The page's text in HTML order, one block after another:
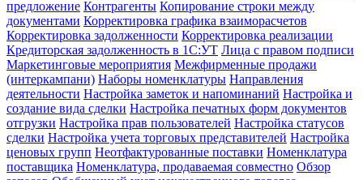
предложение Контрагенты Копирование строки между
документами Корректировка графика взаиморасчетов
Корректировка задолженности Корректировка реализации
Кредиторская задолженность в 1С:УТ Лица с правом подписи
Маркетинговые мероприятия Межфирменные продажи
(интеркампани) Наборы номенклатуры Направления
деятельности Настройка заметок и напоминаний Настройка и
создание вида сделки Настройка печатных форм документов
отгрузки Настройка прав пользователей Настройка статусов
сделки Настройка учета торговых представителей Настройка
ценовых групп Неотфактурованные поставки Номенклатура
поставщика Номенклатура, продаваемая совместно Обзор